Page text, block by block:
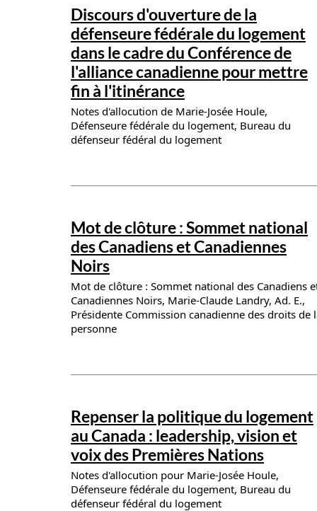
Discours d'ouverture de la
défenseure fédérale du logement
dans le cadre du Conférence de
l'alliance canadienne pour mettre
fin à l'itinérance
Notes d'allocution de Marie-Josée Houle,
Défenseure fédérale du logement, Bureau du
défenseur fédéral du logement
News details
Mot de clôture : Sommet national
des Canadiens et Canadiennes
Noirs
Mot de clôture : Sommet national des Canadiens
Canadiennes Noirs, Marie-Claude Landry, Ad. E.,
Présidente Commission canadienne des droits de
personne
News details
Repenser la politique du logement
au Canada : leadership, vision et
voix des Premières Nations
Notes d'allocution pour Marie-Josée Houle,
Défenseure fédérale du logement, Bureau du
défenseur fédéral du logement
News details